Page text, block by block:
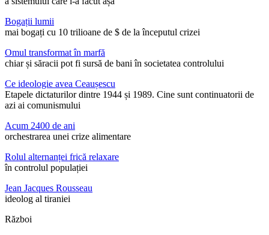
Bogații lumii
mai bogați cu 10 trilioane de $ de la începutul crizei
Omul transformat în marfă
chiar și săracii pot fi sursă de bani în societatea controlului
Ce ideologie avea Ceaușescu
Etapele dictaturilor dintre 1944 și 1989. Cine sunt continuatorii de
azi ai comunismului
Acum 2400 de ani
orchestrarea unei crize alimentare
Rolul alternanței frică relaxare
în controlul populației
Jean Jacques Rousseau
ideolog al tiraniei
Război